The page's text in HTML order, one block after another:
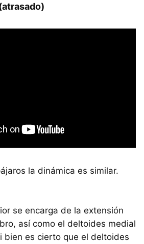
la dinámica es similar.
se encarga de la extensión
así como el deltoides medial
bien es cierto que el deltoides